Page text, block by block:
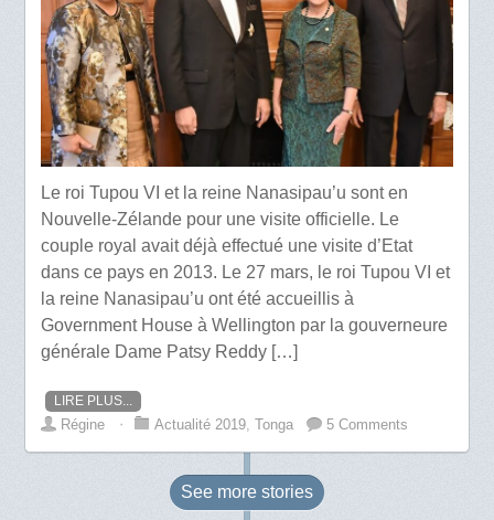
Le roi Tupou VI et la reine Nanasipau’u sont en
Nouvelle-Zélande pour une visite officielle. Le
couple royal avait déjà effectué une visite d’Etat
dans ce pays en 2013. Le 27 mars, le roi Tupou VI et
la reine Nanasipau’u ont été accueillis à
Government House à Wellington par la gouverneure
générale Dame Patsy Reddy […]
LIRE PLUS...
Régine ⋅ Actualité 2019 ,Tonga 5 Comments
See more stories